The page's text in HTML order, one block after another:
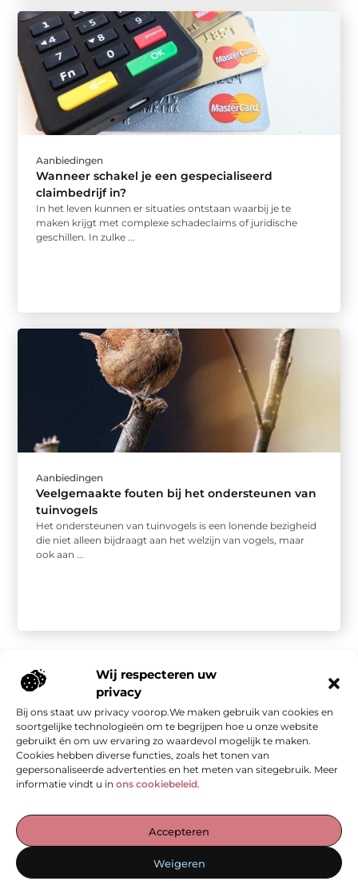
Wij respecteren uw
privacy
Bij ons staat uw privacy voorop.We maken gebruik van cookies en
soortgelijke technologieën om te begrijpen hoe u onze website
gebruikt én om uw ervaring zo waardevol mogelijk te maken.
Cookies hebben diverse functies, zoals het tonen van
gepersonaliseerde advertenties en het meten van sitegebruik. Meer
informatie vindt u in ons cookiebeleid.
Accepteren
Weigeren
Aanbiedingen
Wanneer schakel je een gespecialiseerd
claimbedrijf in?
In het leven kunnen er situaties ontstaan waarbij je te
maken krijgt met complexe schadeclaims of juridische
geschillen. In zulke ...
Aanbiedingen
Veelgemaakte fouten bij het ondersteunen van
tuinvogels
Het ondersteunen van tuinvogels is een lonende bezigheid
die niet alleen bijdraagt aan het welzijn van vogels, maar
ook aan ...
De Verzamelplaats voor Blogs en Inzichten
— Ontdek inspirerende verhalen, praktische tips en waardevolle
artikelen, allemaal op één plek. Begin jouw leesreis vandaag op
Onze informatie